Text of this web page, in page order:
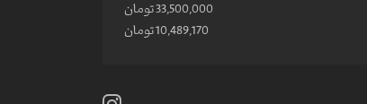
33,500,000 تومان
10,489,170 تومان